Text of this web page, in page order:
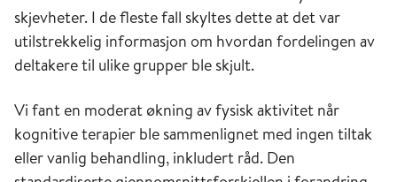
skjevheter. I de fleste fall skyltes dette at det var
utilstrekkelig informasjon om hvordan fordelingen av
deltakere til ulike grupper ble skjult.
Vi fant en moderat økning av fysisk aktivitet når
kognitive terapier ble sammenlignet med ingen tiltak
eller vanlig behandling, inkludert råd. Den